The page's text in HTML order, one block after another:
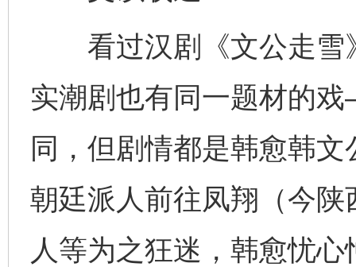
看过汉剧《文公走雪
实潮剧也有同一题材的
同，但剧情都是韩愈韩
朝廷派人前往凤翔（今
人等为之狂迷，韩愈忧